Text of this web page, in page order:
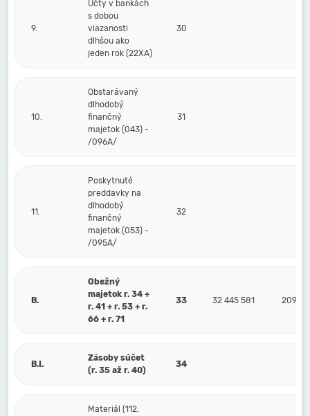
9.
Účty v bankách
s dobou
viazanosti
dlhšou ako
jeden rok (22XA)
30
10.
Obstarávaný
dlhodobý
finančný
majetok (043) -
/096A/
31
11.
Poskytnuté
preddavky na
dlhodobý
finančný
majetok (053) -
/095A/
32
B.
Obežný
majetok r. 34 +
r. 41 + r. 53 + r.
66 + r. 71
33 32 445 581 209
B.I.
Zásoby súčet
(r. 35 až r. 40)
34
Materiál (112,